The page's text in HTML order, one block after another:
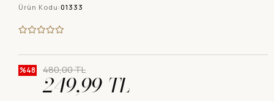
Ürün Kodu:01333
%48 480,00 TL
249,99 TL